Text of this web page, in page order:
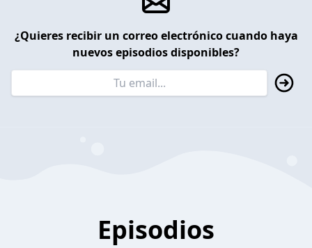
¿Quieres recibir un correo electrónico cuando haya
nuevos episodios disponibles?
Episodios